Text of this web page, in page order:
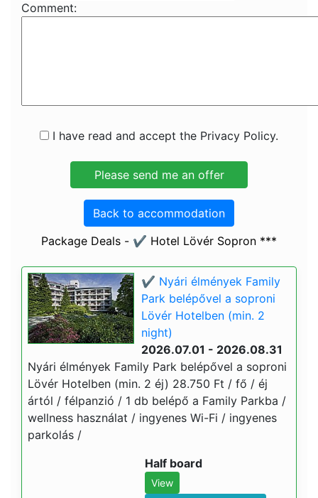
Comment:
I have read and accept the Privacy Policy.
Back to accommodation
Package Deals - ✔️ Hotel Lövér Sopron ***
✔️ Nyári élmények Family
Park belépővel a soproni
Lövér Hotelben (min. 2
night)
2026.07.01 - 2026.08.31
Nyári élmények Family Park belépővel a soproni
Lövér Hotelben (min. 2 éj) 28.750 Ft / fő / éj
ártól / félpanzió / 1 db belépő a Family Parkba /
wellness használat / ingyenes Wi-Fi / ingyenes
parkolás /
Half board
View